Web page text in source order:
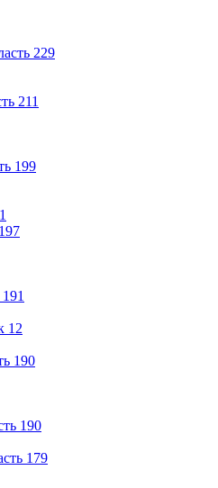
229
211
199
197
191
12
190
190
179